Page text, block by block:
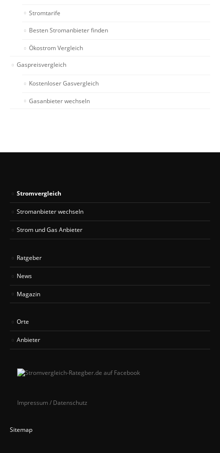
Stromtarife
Besten Stromanbieter finden
Ökostrom Vergleich
Gaspreisvergleich
Kostenloser Gasvergleich
Gasanbieter wechseln
Stromvergleich
Stromanbieter wechseln
Strom und Gas Anbieter
Ratgeber
News
Magazin
Orte
Anbieter
Impressum / Datenschutz
Sitemap